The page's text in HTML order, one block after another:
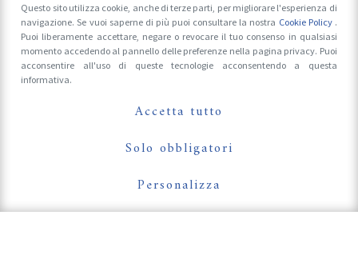
Accrediti Stampa e Fotografi
Follow Us On
Questo sito utilizza cookie, anche di terze parti, per migliorare l'esperienza di
navigazione. Se vuoi saperne di più puoi consultare la nostra Cookie Policy .
Puoi liberamente accettare, negare o revocare il tuo consenso in qualsiasi
momento accedendo al pannello delle preferenze nella pagina privacy. Puoi
acconsentire all'uso di queste tecnologie acconsentendo a questa
informativa.
Accetta tutto
Solo obbligatori
Personalizza